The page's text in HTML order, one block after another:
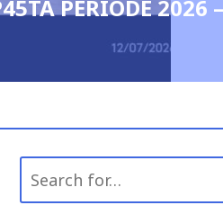
0
for: